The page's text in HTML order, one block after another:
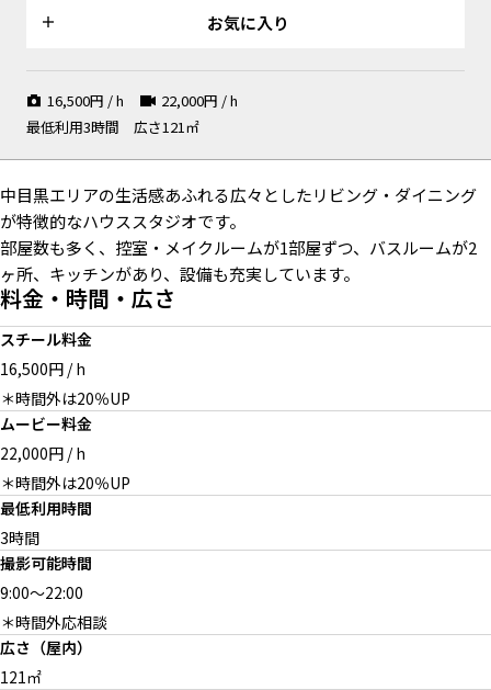
個室キッチン テレワークの風景
も使用可能
長い廊下
お気に入り
16,500円 / h 22,000円 / h
最低利用3時間
広さ121㎡
中目黒エリアの生活感あふれる広々としたリビング・ダイニング
が特徴的なハウススタジオです。
部屋数も多く、控室・メイクルームが1部屋ずつ、バスルームが2
ヶ所、キッチンがあり、設備も充実しています。
料金・時間・広さ
スチール料金
16,500円 / h
＊時間外は20％UP
ムービー料金
22,000円 / h
＊時間外は20％UP
最低利用時間
3時間
撮影可能時間
9:00～22:00
＊時間外応相談
広さ（屋内）
121㎡